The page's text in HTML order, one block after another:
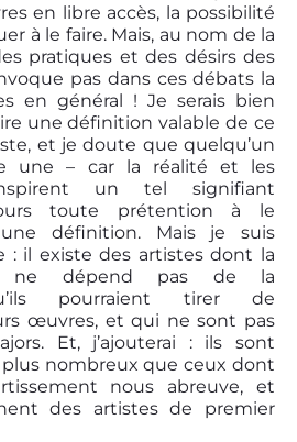
en libre accès, la possibilité
à le faire. Mais, au nom de la
pratiques et des désirs des
pas dans ces débats la
en général ! Je serais bien
une définition valable de ce
et je doute que quelqu’un
une – car la réalité et les
un tel signifiant
toute prétention à le
définition. Mais je suis
: il existe des artistes dont la
ne dépend pas de la
pourraient tirer de
œuvres, et qui ne sont pas
Et, j’ajouterai : ils sont
nombreux que ceux dont
nous abreuve, et
des artistes de premier